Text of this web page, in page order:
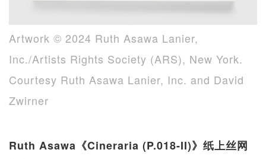
Artwork © 2024 Ruth Asawa Lanier,
Inc./Artists Rights Society (ARS), New York.
Courtesy Ruth Asawa Lanier, Inc. and David
Zwirner
Ruth Asawa《Cineraria (P.018-II)》纸上丝网